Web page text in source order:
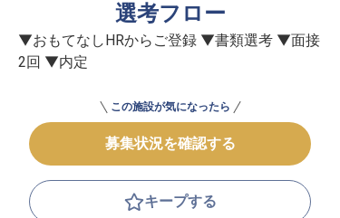
選考フロー
▼おもてなしHRからご登録 ▼書類選考 ▼面接
2回 ▼内定
この施設が気になったら
募集状況を確認する
キープする